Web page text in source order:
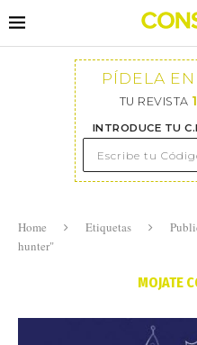
PÍDELA EN
TU REVISTA
INTRODUCE TU
Home Etiquetas
hunter"
MOJATE